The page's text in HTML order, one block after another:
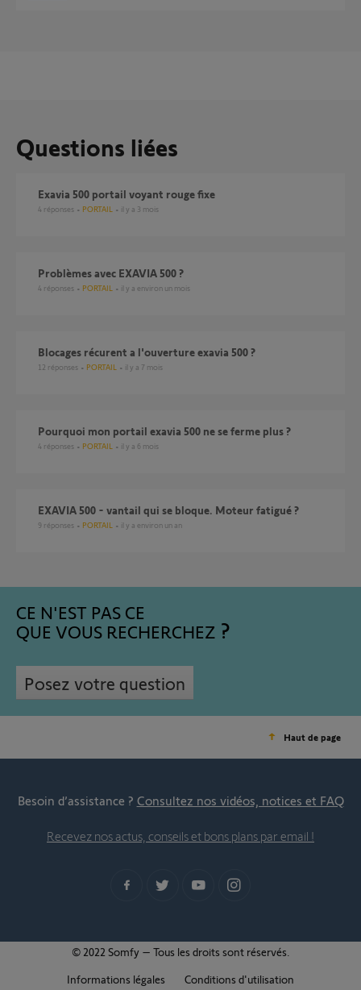
Questions liées
Exavia 500 portail voyant rouge fixe
4 réponses PORTAIL il y a 3 mois
Problèmes avec EXAVIA 500 ?
4 réponses PORTAIL il y a environ un mois
Blocages récurent a l'ouverture exavia 500 ?
12 réponses PORTAIL il y a 7 mois
pourquoi mon portail exavia 500 ne se ferme plus ?
4 réponses PORTAIL il y a 6 mois
EXAVIA 500 - vantail qui se bloque. Moteur fatigué ?
9 réponses PORTAIL il y a environ un an
CE N'EST PAS CE
QUE VOUS RECHERCHEZ
Posez votre question
Haut de page
Besoin d’assistance ? Consultez nos vidéos, notices et FAQ
Recevez nos actus, conseils et bons plans par email !
© 2022 Somfy – Tous les droits sont réservés.
Informations légales
Conditions d'utilisation